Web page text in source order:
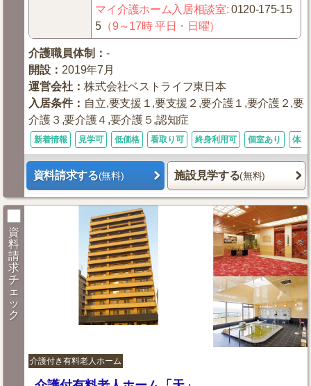
マイ介護ホーム入居相談室:0120-175-15
5 （9～17時 平日・日曜）
介護職員体制 ：-
開設 ： 2019年7月
運営会社 ：株式会社ベストライフ東日本
入居条件： 自立,要支援１,要支援２,要介護１,要介護２,要
介護３,要介護４,要介護５,認知症
新着情報 見学可 低価格 看取り可 終身利用可 個室あり 体験
資料請求する(無料) 施設見学する(無料)
資
料
請
求
チ
ェ
ッ
ク
介護付き有料老人ホーム